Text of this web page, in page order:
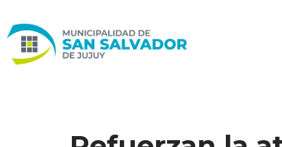
Ir
al